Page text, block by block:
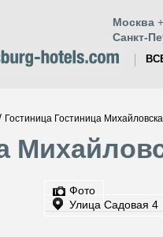
Москва
Санкт-
Гостиница Гостиница
Фото
Улица Садовая 4